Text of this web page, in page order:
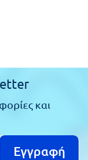
και
Εγγραφή